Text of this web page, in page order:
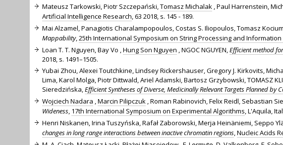
Mateusz Tarkowski, Piotr Szczepański, Tomasz Michalak , Paul Harrenstein,
Artificial Intelligence Research , 63 2018, s. 145 - 189.
Mai Alzamel, Panagiotis Charalampopoulos, Costas S. Iliopoulos, Tomasz
Mappability, 25th International Symposium on String Processing and Information
Loan T. T. Nguyen, Bay Vo , Hung Son Nguyen , NGOC NGUYEN, Efficient method
2018, s. 1491–1505.
Yubai Zhou, Alexei Toutchkine, Lindsey Rickershauser, Gregory J. Kirkovits,
Lima, Karol Molga, Piotr Dittwald, Ariel Adamski, Bartosz Grzybowski, TOMASZ
Sieredzińska, Efficient Syntheses of Diverse, Medicinally Relevant Targets Planned by
Wojciech Nadara Marcin Pilipczuk , Roman Rabinovich, Felix Reidl, Sebastian
Wideness 17th International Symposium on Experimental Algorithms , L'Aquila,
Henri Niskanen, Irina Tuszyńska, Rafał Zaborowski, Merja Heinäniemi, Seppo
changes in long range interactions between inactive chromatin regions Nucleic Acids